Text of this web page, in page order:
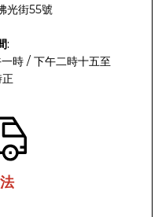
光街55號
:
時 / 下午二時十五至